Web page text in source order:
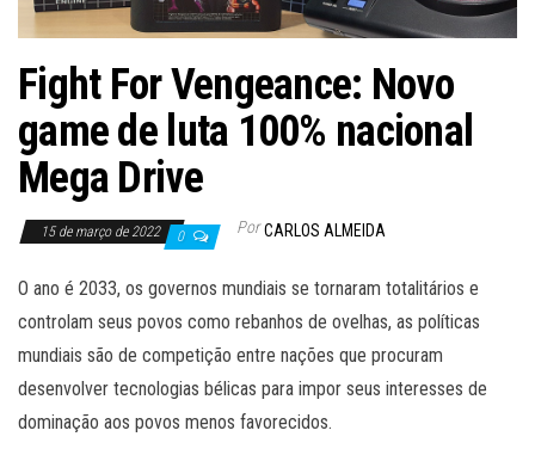
Fight For Vengeance: Novo
game de luta 100% nacional
Mega Drive
15 de março de 2022 0 Por CARLOS ALMEIDA
O ano é 2033, os governos mundiais se tornaram totalitários e
controlam seus povos como rebanhos de ovelhas, as políticas
mundiais são de competição entre nações que procuram
desenvolver tecnologias bélicas para impor seus interesses de
dominação aos povos menos favorecidos.